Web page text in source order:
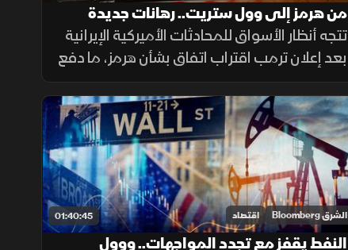
من هرمز إلى وول ستريت.. رهانات جديدة
على نهاية التوتر
تتجه أنظار الأسواق للمحادثات الأميركية الإيرانية
بعد إعلان ترمب اقتراب اتفاق بشأن هرمز، ما دفع
أسعار النفط للتراجع 5% مع انحسار المخاوف
الجيوسياسية، في وقت ارتفعت فيه العقود
الآجلة للأسهم الأميركية.
01:40:45 الشرق Bloomberg اقتصاد
النفط يقفز مع تجدد المواجهات.. ووول